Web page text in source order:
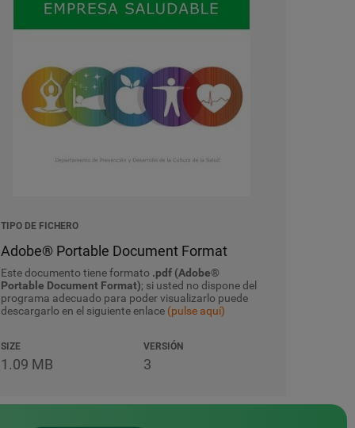
TIPO DE FICHERO
Adobe® Portable Document Format
Este documento tiene formato .pdf (Adobe®
Portable Document Format); si usted no dispone del
programa adecuado para poder visualizarlo puede
descargarlo en el siguiente enlace (pulse aquí)
SIZE
1.09 MB
VERSIÓN
3